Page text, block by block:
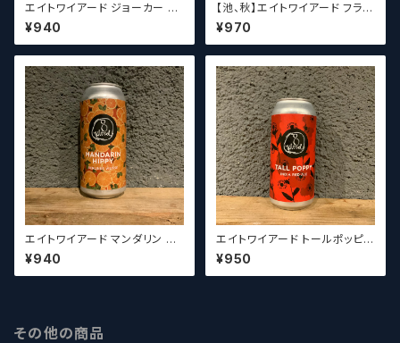
エイトワイアード ジョーカー ア
ンド ザ シーフ 8 Wired Joker
& The Thief
¥940
【池、秋】エイトワイアード フラッ
ト ホワイト ナイトロ 8 Wired F
lat White Nitro
¥970
エイトワイアード マンダリン ヒ
ッピー 8 Wired Mandarin Hi
ppy
¥940
エイトワイアード トールポッピ
ー / 8 Wired Tall Poppy
¥950
その他の商品